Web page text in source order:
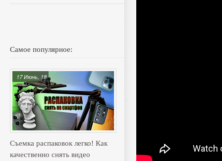
Самое популярное:
Съемка распаковок легко! Как
качественно снять видео
17 Июнь, 18